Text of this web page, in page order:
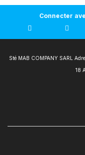
Connecter
Sté MAB COMPANY SARL
18